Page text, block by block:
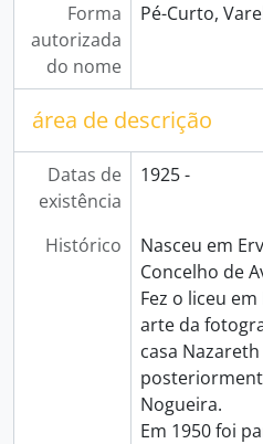
Forma
autorizada
do nome
Pé-Curto,
área de descrição
Datas de
existência
1925 -
Histórico
Nasceu em
Concelho de
Fez o liceu
arte da
casa
Nogueira.
Em 1950 foi